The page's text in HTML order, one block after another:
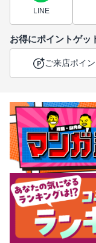
LINE
お得にポイントゲッ
ご来店ポイン